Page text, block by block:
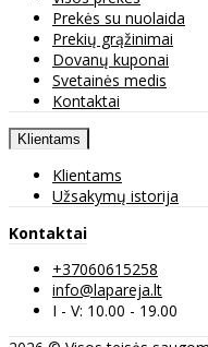
Prekės su nuolaida
Prekių grąžinimai
Dovanų kuponai
Svetainės medis
Kontaktai
Klientams
Klientams
Užsakymų istorija
Kontaktai
+37060615258
info@lapareja.lt
I - V: 10.00 - 19.00